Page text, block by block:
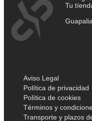
Tu
Aviso Legal
Política de privacidad
Política de cookies
Términos y
Transporte y plazos